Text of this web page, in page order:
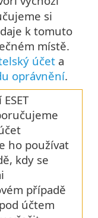
si
k tomuto
místě.
účet a
oprávnění.
ho používat
kdy se
případě
účtem